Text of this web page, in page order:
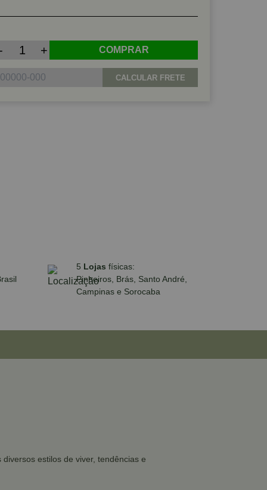
+ COMPRAR
CALCULAR FRETE
5 Lojas físicas:
Pinheiros, Brás, Santo André,
Campinas e Sorocaba
estilos de viver, tendências e